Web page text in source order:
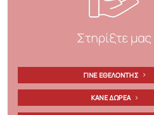
Στηρίξτε μας
ΓΙΝΕ ΕΘΕΛΟΝΤΗΣ
ΚΑΝΕ ΔΩΡΕΑ